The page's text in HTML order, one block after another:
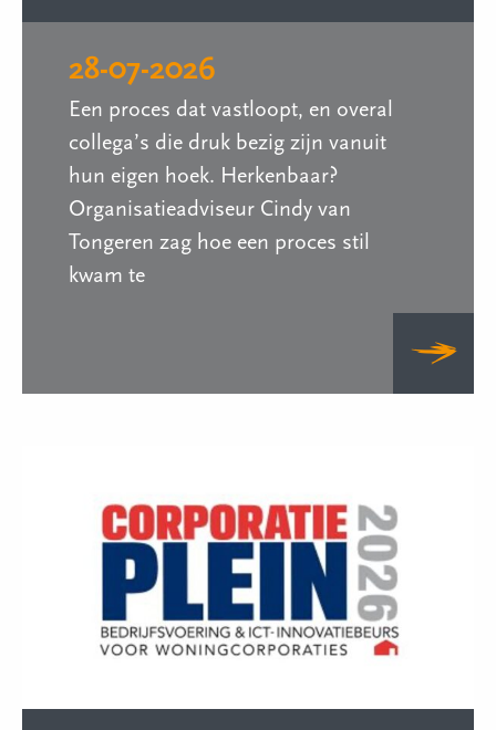
28-07-2026
Een proces dat vastloopt, en overal
collega’s die druk bezig zijn vanuit
hun eigen hoek. Herkenbaar?
Organisatieadviseur Cindy van
Tongeren zag hoe een proces stil
kwam te